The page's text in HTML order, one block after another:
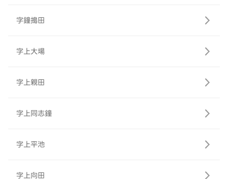
字鐘搗田
字上大場
字上親田
字上同志鐘
字上平池
字上向田